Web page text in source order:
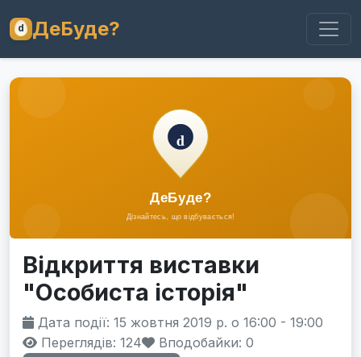
ДеБуде?
Відкриття виставки
"Особиста історія"
Дата події: 15 жовтня 2019 р. о 16:00 - 19:00
Переглядів: 124
Вподобайки: 0